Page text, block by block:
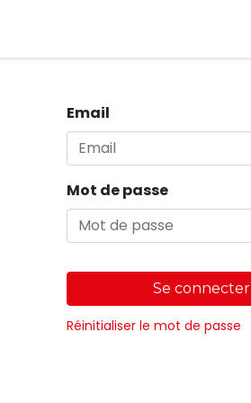
Email
Mot de passe
Se connecter
Réinitialiser le mot de passe